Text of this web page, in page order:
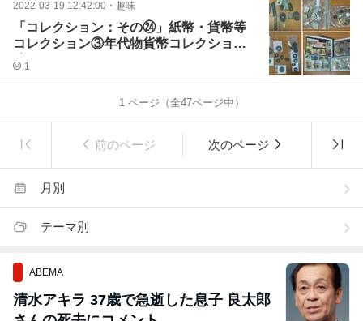
2022-03-19 12:42:00 ・ 趣味
「コレクション：その㉔」紙幣・貨幣等
コレクション③年代物貨幣コレクション
編1
1ページ（全47ページ中）
前のページ 次のページ
月別
テーマ別
ABEMA
清水アキラ 37歳で急逝した息子 良太郎